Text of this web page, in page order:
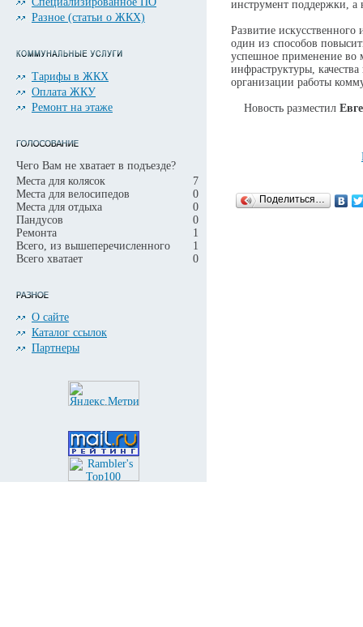
Разное (статьи о ЖКХ)
Тарифы в ЖКХ
Оплата ЖКУ
Ремонт на этаже
Чего Вам не хватает в подъезде?
Места для колясок
7
Места для велосипедов
0
Места для отдыха
0
Пандусов
0
Ремонта
1
Всего, из вышеперечисленного
1
Всего хватает
0
О сайте
Каталог ссылок
Партнеры
инструмент поддержки, а
Развитие
один из способов
успешное применение во
инфраструктуры,
организации работы
Новость разместил
Поделиться…